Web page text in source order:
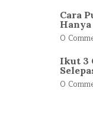
Cara
0
Ikut 3
0